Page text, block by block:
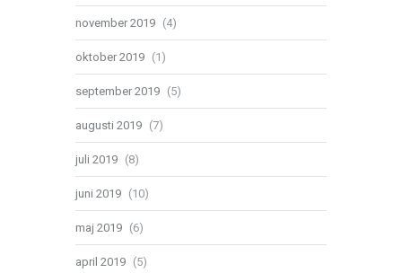
november 2019 (4)
oktober 2019 (1)
september 2019 (5)
augusti 2019 (7)
juli 2019 (8)
juni 2019 (10)
maj 2019 (6)
april 2019 (5)